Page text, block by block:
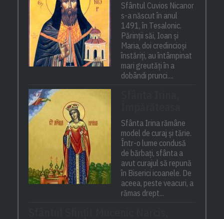
Sfântul Cuvios Nicanor
s-a născut în anul
1491, în Tesalonic.
Părinții săi, Ioan și
Maria, doi credincioși
înstăriți, au întâmpinat
mari greutăți în a
dobândi prunci....
Sfânta Irina rămâne
model de curaj și tărie.
Într-o lume condusă
de bărbați, sfânta a
avut curajul să repună
în Biserici icoanele. De
aceea, peste veacuri, a
rămas drept...